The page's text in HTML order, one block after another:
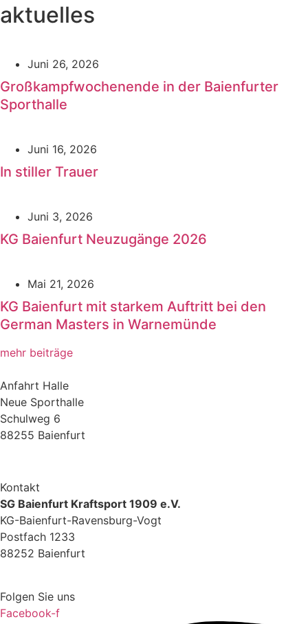
aktuelles
Juni 26, 2026
Großkampfwochenende in der Baienfurter
Sporthalle
Juni 16, 2026
In stiller Trauer
Juni 3, 2026
KG Baienfurt Neuzugänge 2026
Mai 21, 2026
KG Baienfurt mit starkem Auftritt bei den
German Masters in Warnemünde
mehr beiträge
Anfahrt Halle
Neue Sporthalle
Schulweg 6
88255 Baienfurt
Kontakt
SG Baienfurt Kraftsport 1909 e.V.
KG-Baienfurt-Ravensburg-Vogt
Postfach 1233
88252 Baienfurt
Folgen Sie uns
Facebook-f